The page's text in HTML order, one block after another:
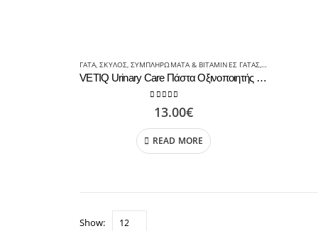
ΓΑΤΑ,ΣΚΥΛΟΣ, ΣΥΜΠΛΗΡΩΜΑΤΑ & ΒΙΤΑΜΙΝΕΣ ΓΑΤΑΣ,
VETIQ Urinary Care Πάστα Οξινοποιητής Ούρων για Διάλυση Πετρών Στρουβίτη 100γρ
13.00€
READ MORE
Show: